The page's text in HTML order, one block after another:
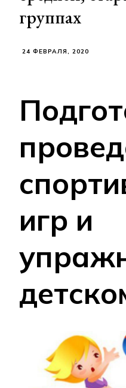
группах
24 ФЕВРАЛЯ, 2020
игр и